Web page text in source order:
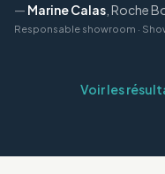
— Marine Calas Roche
Responsable showroom ·
Voir les